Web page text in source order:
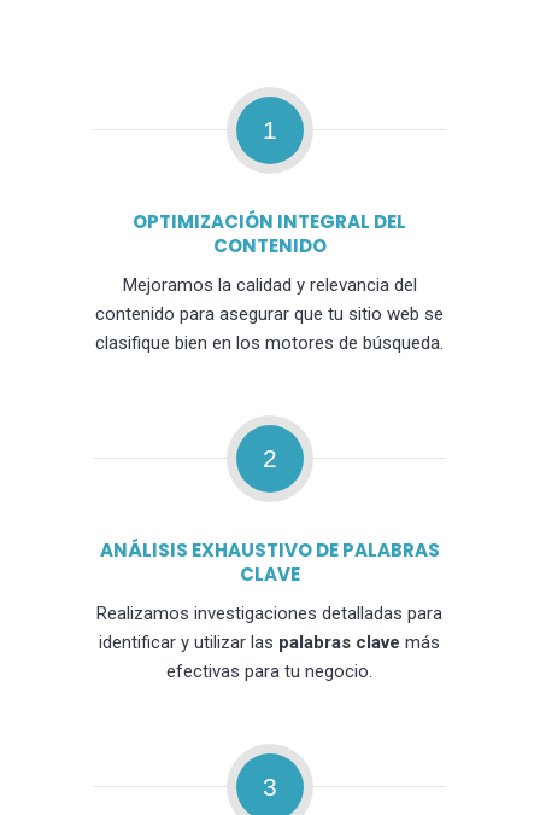
1
OPTIMIZACIÓN INTEGRAL DEL
CONTENIDO
Mejoramos la calidad y relevancia del
contenido para asegurar que tu sitio web se
clasifique bien en los motores de búsqueda.
2
ANÁLISIS EXHAUSTIVO DE PALABRAS
CLAVE
Realizamos investigaciones detalladas para
identificar y utilizar las palabras clave más
efectivas para tu negocio.
3